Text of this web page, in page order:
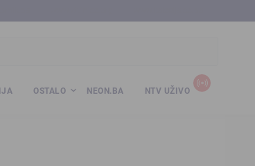
OSTALO NEON.BA NTV UŽIVO